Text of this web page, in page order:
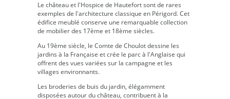
Le château et l'Hospice de Hautefort sont de rares
exemples de l'architecture classique en Périgord. Cet
édifice meublé conserve une remarquable collection
de mobilier des 17ème et 18ème siècles.
Au 19ème siècle, le Comte de Choulot dessine les
jardins à la Française et crée le parc à l'Anglaise qui
offrent des vues variées sur la campagne et les
villages environnants.
Les broderies de buis du jardin, élégamment
disposées autour du château, contribuent à la